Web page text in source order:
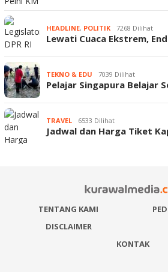
HEADLINE, POLITIK 7268 Dilihat
Lewati Cuaca Ekstrem,
TEKNO & EDU 7039 Dilihat
Pelajar Singapura Belajar
TRAVEL 6533 Dilihat
Jadwal dan Harga Tiket
TENTANG KAMI
DISCLAIMER
KONTAK